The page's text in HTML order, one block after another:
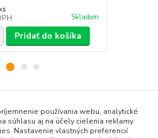
Skladom
Pridať do košíka
používania webu, analytické
súhlasu aj na účely cielenia reklamy
Nastavenie vlastných preferencií